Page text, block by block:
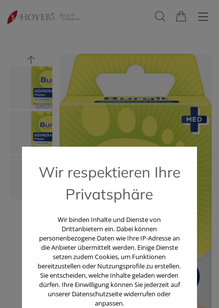
Wir respektieren Ihre
Privatsphäre
Wir binden Inhalte und Dienste von
Drittanbietern ein. Dabei können
personenbezogene Daten wie Ihre IP-Adresse an
die Anbieter übermittelt werden. Einige Dienste
setzen zudem Cookies, um Funktionen
bereitzustellen oder Nutzungsprofile zu erstellen.
Sie entscheiden, welche Inhalte geladen werden
dürfen. Ihre Einwilligung können Sie jederzeit auf
unserer Datenschutzseite widerrufen oder
anpassen.